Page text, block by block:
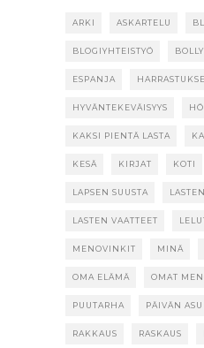
ARKI ASKARTELU
BLOGIYHTEISTYÖ
ESPANJA
HYVÄNTEKEVÄISYYS
KAKSI PIENTÄ LASTA
KESÄ KIRJAT KOTI
LAPSEN SUUSTA
LASTEN VAATTEET
MENOVINKIT MINÄ
OMA ELÄMÄ OMAT
PUUTARHA PÄIVÄN ASU
RAKKAUS RASKAUS